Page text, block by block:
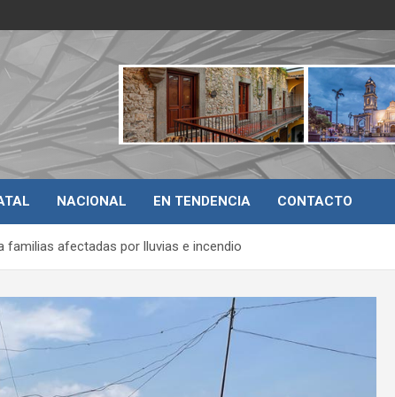
NACIONAL EN TENDENCIA CONTACTO
familias afectadas por lluvias e incendio